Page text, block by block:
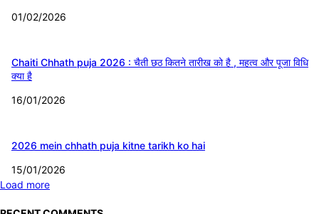
01/02/2026
Chaiti Chhath puja 2026 : चैती छठ कितने तारीख को है , महत्व और पूजा विधि
क्या है
16/01/2026
2026 mein chhath puja kitne tarikh ko hai
15/01/2026
Load more